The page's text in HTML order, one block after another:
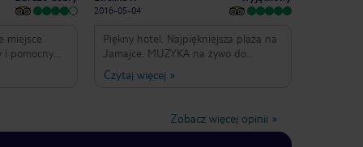
miejsce
i pomocny
plaża.
2016-05-04
Piękny hotel. Najpiękniejsza plaża na
Jamajce. MUZYKA na żywo do
każdego posiłku. Hotel.tylko dla
dorosłych. Jedzenie bardzo dobre.
lutym w czasie walentynek.
Zorganizowano z tej okazji super
Czytaj więcej »
Zobacz więcej opinii »